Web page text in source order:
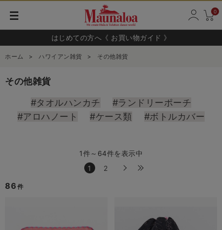
0
はじめての方へ《 お買い物ガイド 》
ホーム > ハワイアン雑貨 > その他雑貨
その他雑貨
#タオルハンカチ
#ランドリーポーチ
#アロハノート
#ケース類 #ボトルカバー
1件～64件を表示中
1
2
86 件